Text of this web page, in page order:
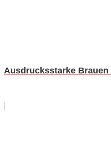
Ausdrucksstarke